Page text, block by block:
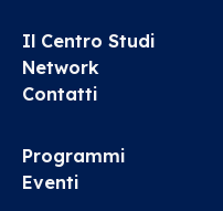
Il Centro Studi
Network
Contatti
Programmi
Eventi